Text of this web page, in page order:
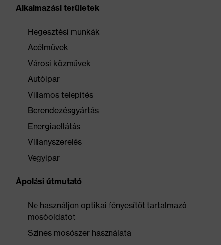
Alkalmazási területek
Hegesztési munkák
Acélművek
Városi közművek
Autóipar
Villamos telepítés
Berendezésgyártás
Energiaellátás
Villanyszerelés
Vegyipar
Ápolási útmutató
Ne használjon optikai fényesítőt tartalmazó
mosóoldatot
Színes mosószer használata